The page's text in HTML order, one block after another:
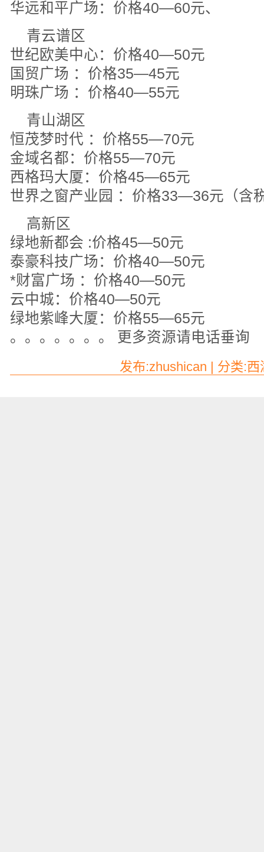
华远和平广场：价格40—60元、
青云谱区
世纪欧美中心：价格40—50元
国贸广场 ：价格35—45元
明珠广场 ：价格40—55元
青山湖区
恒茂梦时代 ：价格55—70元
金域名都：价格55—70元
西格玛大厦：价格45—65元
世界之窗产业园 ：价格33—36元（含
高新区
绿地新都会 :价格45—50元
泰豪科技广场：价格40—50元
*财富广场 ：价格40—50元
云中城：价格40—50元
绿地紫峰大厦：价格55—65元
。。。。。。。 更多资源请电话垂询
发布:zhushican | 分类: